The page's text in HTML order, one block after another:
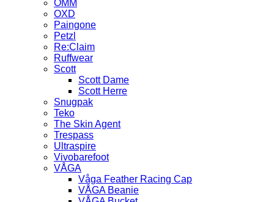
OMM
OXD
Paingone
Petzl
Re:Claim
Ruffwear
Scott
Scott Dame
Scott Herre
Snugpak
Teko
The Skin Agent
Trespass
Ultraspire
Vivobarefoot
VÅGA
Våga Feather Racing Cap
VÅGA Beanie